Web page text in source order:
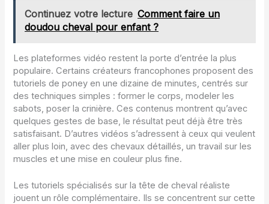
Continuez votre lecture Comment faire un
doudou cheval pour enfant ?
Les plateformes vidéo restent la porte d’entrée la plus
populaire. Certains créateurs francophones proposent des
tutoriels de poney en une dizaine de minutes, centrés sur
des techniques simples : former le corps, modeler les
sabots, poser la crinière. Ces contenus montrent qu’avec
quelques gestes de base, le résultat peut déjà être très
satisfaisant. D’autres vidéos s’adressent à ceux qui veulent
aller plus loin, avec des chevaux détaillés, un travail sur les
muscles et une mise en couleur plus fine.
Les tutoriels spécialisés sur la tête de cheval réaliste
jouent un rôle complémentaire. Ils se concentrent sur cette